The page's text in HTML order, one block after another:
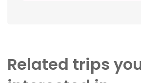
Related trips